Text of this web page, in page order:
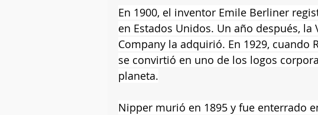
En 1900, el inventor Emile Berliner
en Estados Unidos. Un año después, la
Company la adquirió. En 1929, cuando
se convirtió en uno de los logos
planeta.
Nipper murió en 1895 y fue enterrado